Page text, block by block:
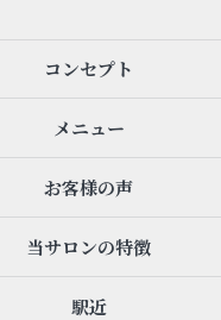
コンセプト
メニュー
お客様の声
当サロンの特徴
駅近